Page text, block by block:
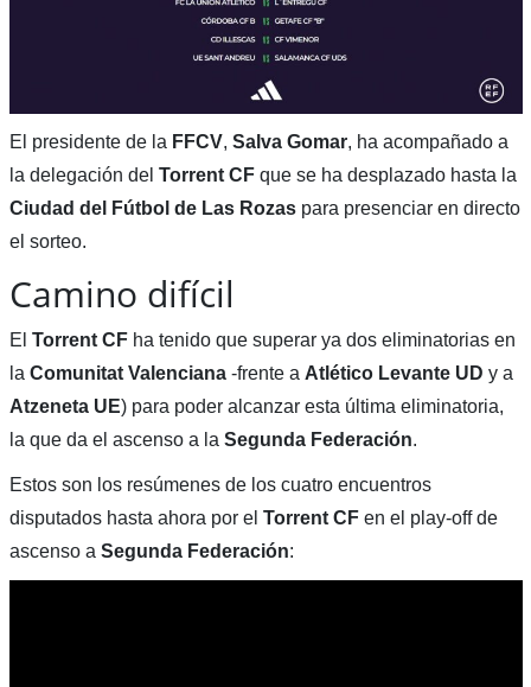
El presidente de la FFCV, Salva Gomar, ha acompañado a
la delegación del Torrent CFque se ha desplazado hasta la
Ciudad del Fútbol de Las Rozaspara presenciar en directo
el sorteo.
Camino difícil
El Torrent CFha tenido que superar ya dos eliminatorias en
la Comunitat Valenciana-frente a Atlético Levante UD y a
Atzeneta UE) para poder alcanzar esta última eliminatoria,
la que da el ascenso a la Segunda Federación.
Estos son los resúmenes de los cuatro encuentros
disputados hasta ahora por el Torrent CFen el play-off de
ascenso a Segunda Federación: